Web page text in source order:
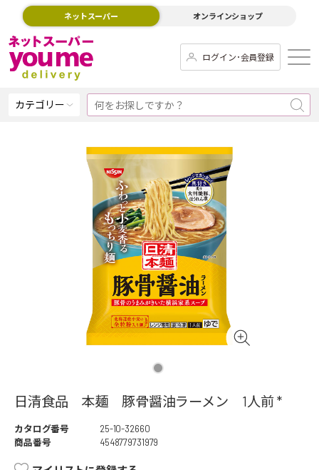
ネットスーパー オンラインショップ
ログイン･会員登録
カテゴリー
日清食品 本麺 豚骨醤油ラーメン 1人前 *
カタログ番号
25-10-32660
商品番号
4548779731979